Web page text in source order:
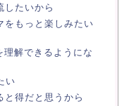
したいから
をもっと楽しみたい
解できるようにな
い
得だと思うから